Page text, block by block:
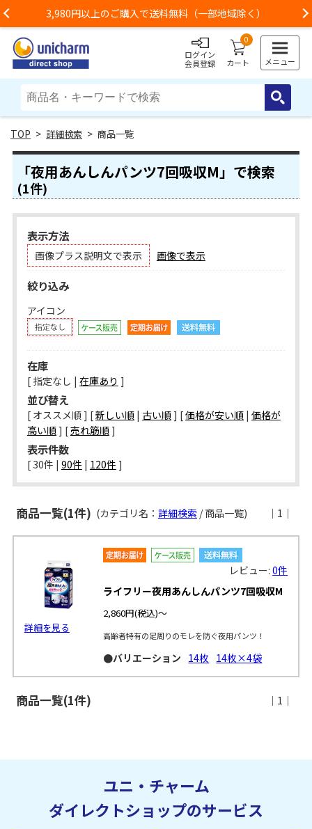
Previous3,980円以上のご購入で送料無料（一部地域除く）
ログイン
会員登録
0
カート メニュー
> 詳細検索 > 商品一覧
「夜用あんしんパンツ7回吸収M」で検索
(1件)
表示方法
画像プラス説明文で表示 画像で表示
絞り込み
アイコン
在庫
[ 指定なし | 在庫あり ]
並び替え
[ オススメ順 ] [新しい順| 古い順] [価格が安い順| 価格が
高い順] [売れ筋順]
表示件数
[ 30件 | 90件 | 120件 ]
商品一覧(1件) ｜1｜
(カテゴリ名： 詳細検索 / 商品一覧)
詳細を見る
レビュー:0件
ライフリー夜用あんしんパンツ7回吸収M
2,860円(税込)～
高齢者特有の足周りのモレを防ぐ夜用パンツ！
●バリエーション 14枚 14枚×4袋
商品一覧(1件) ｜1｜
ユニ・チャーム
ダイレクトショップのサービス